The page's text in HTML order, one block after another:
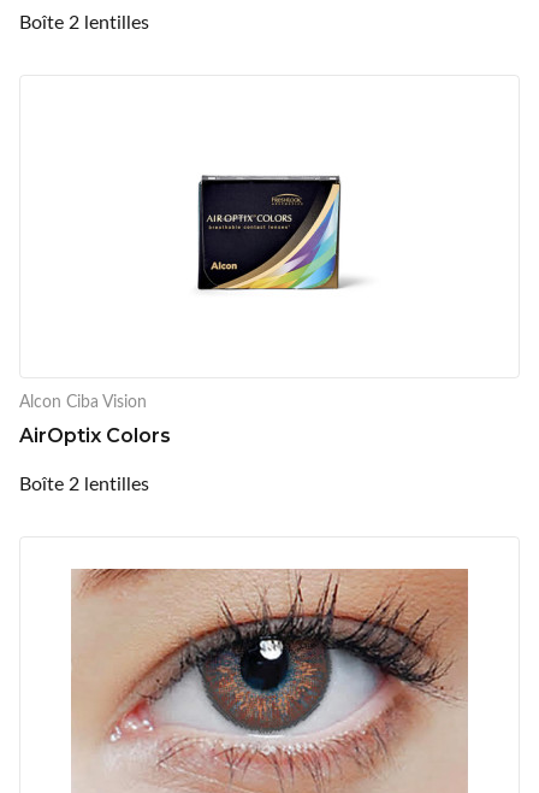
Boîte 2 lentilles
Alcon Ciba Vision
AirOptix Colors
Boîte 2 lentilles